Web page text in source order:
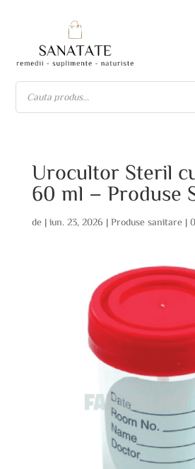
Urocultor Steril
60 ml – Produse
de | iun. 23, 2026 | Produse sanitare|